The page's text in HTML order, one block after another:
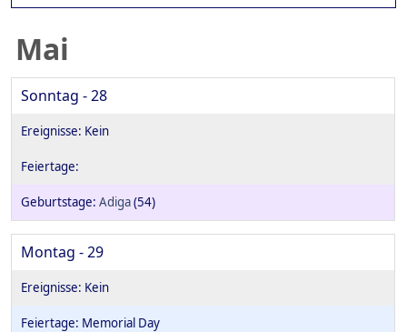
Mai
Sonntag - 28
Adiga(54)
Montag - 29
Memorial Day